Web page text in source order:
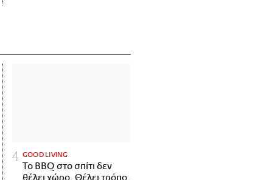
GOOD LIVING
Το BBQ στο σπίτι δεν
θέλει χώρο. Θέλει τρόπο.